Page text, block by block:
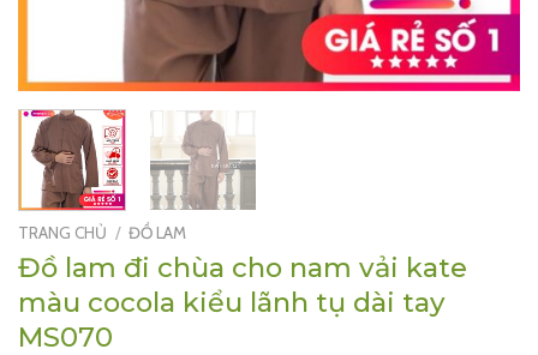
TRANG CHỦ / ĐỒ LAM
Đồ lam đi chùa cho nam vải kate
màu cocola kiểu lãnh tụ dài tay
MS070